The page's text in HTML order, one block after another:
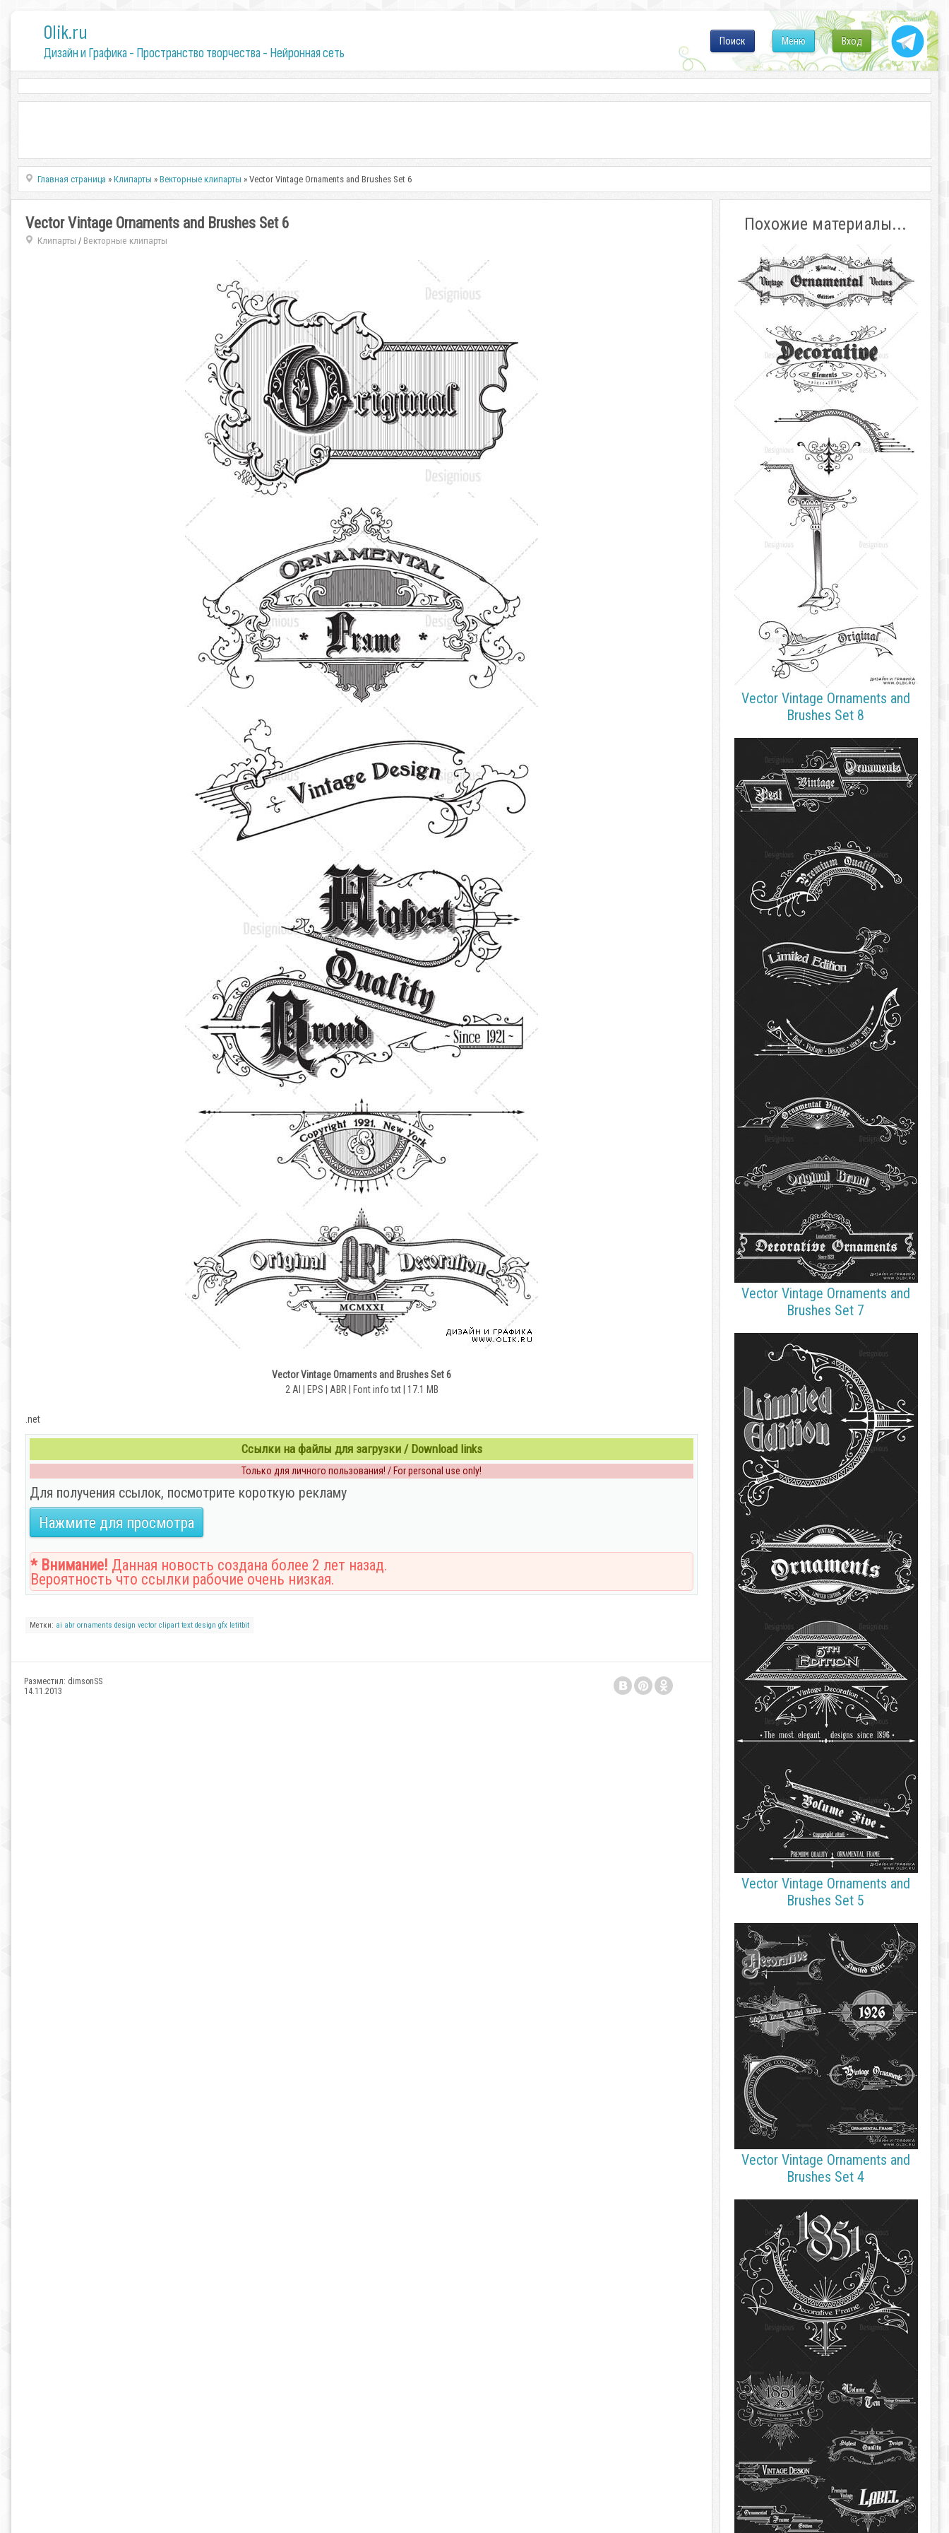
0lik.ru
Дизайн и Графика - Пространство творчества - Нейронная сеть
Вход
Меню
Поиск
Главная страница »Клипарты »Векторные клипарты » Vector Vintage Ornaments and Brushes Set 6
Vector Vintage Ornaments and Brushes Set 6
Клипарты / Векторные клипарты
Vector Vintage Ornaments and Brushes Set 6
2 AI | EPS | ABR | Font info txt | 17.1 MB
.net
Ссылки на файлы для загрузки / Download links
Только для личного пользования! / For personal use only!
Для получения ссылок, посмотрите короткую рекламу
Нажмите для просмотра
* Внимание! Данная новость создана более 2 лет назад.
Вероятность что ссылки рабочие очень низкая.
Метки: ai abr ornaments design vector clipart text design gfx letitbit
Разместил: dimsonSS
14.11.2013
Похожие материалы...
Vector Vintage Ornaments and
Brushes Set 8
Vector Vintage Ornaments and
Brushes Set 7
Vector Vintage Ornaments and
Brushes Set 5
Vector Vintage Ornaments and
Brushes Set 4